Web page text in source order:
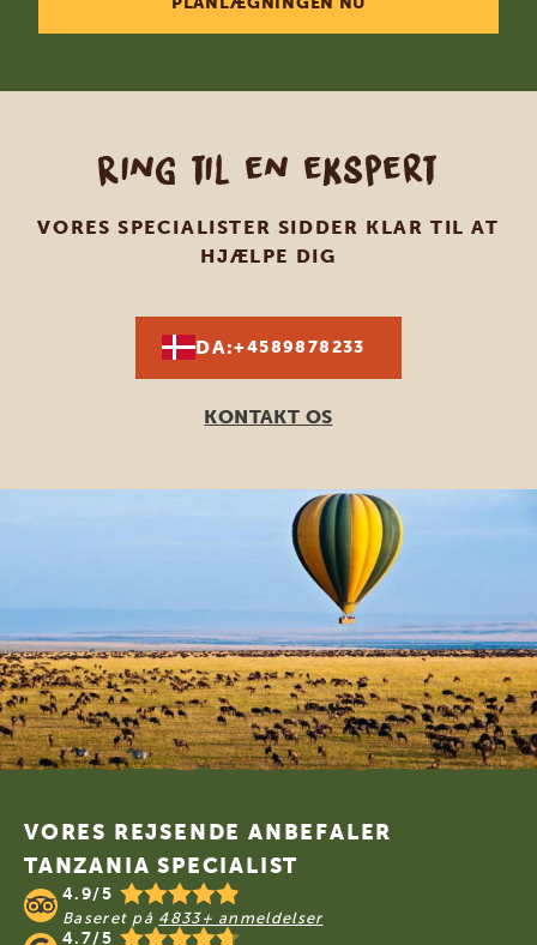
Ring til en ekspert
VORES SPECIALISTER SIDDER KLAR TIL AT
HJÆLPE DIG
DA:+4589878233
KONTAKT OS
VORES REJSENDE ANBEFALER
TANZANIA SPECIALIST
4.9/5
Baseret på 4833+ anmeldelser
4.7/5